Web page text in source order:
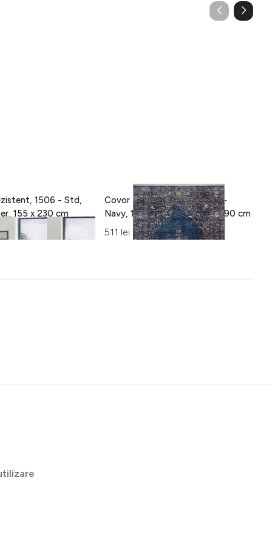
1506 - Std,
100% poliester, 155 x 230 cm
Covor Eko rezistent, ALT 01 -
Navy, 100% poliester, 130 x 190 cm
511 lei